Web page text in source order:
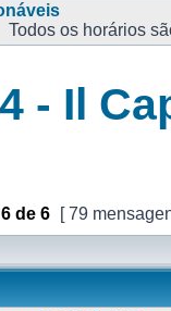
Todos os horários
- Il
6 de 6 [ 79